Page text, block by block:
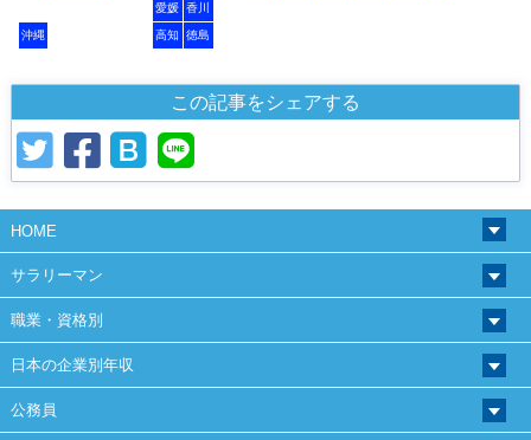
愛媛 香川
沖縄 高知 徳島
この記事をシェアする
HOME
サラリーマン
職業・資格別
日本の企業別年収
公務員